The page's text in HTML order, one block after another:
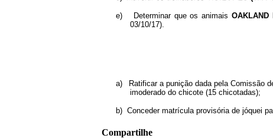
e) Determinar que os animais OAKLAND
03/10/17).
a) Ratificar a punição dada pela Comissão
imoderado do chicote (15 chicotadas);
b) Conceder matrícula provisória de jóquei
Compartilhe